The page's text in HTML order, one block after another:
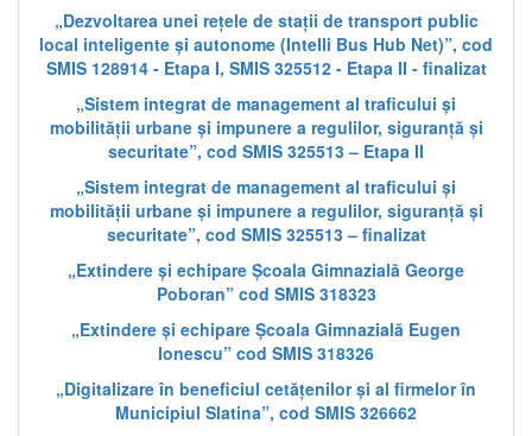
„Dezvoltarea unei rețele de stații de transport public
local inteligente și autonome (Intelli Bus Hub Net)”, cod
SMIS 128914 - Etapa I, SMIS 325512 - Etapa II - finalizat
„Sistem integrat de management al traficului și
mobilității urbane și impunere a regulilor, siguranță și
securitate”, cod SMIS 325513 – Etapa II
„Sistem integrat de management al traficului și
mobilității urbane și impunere a regulilor, siguranță și
securitate”, cod SMIS 325513 – finalizat
„Extindere și echipare Școala Gimnazială George
Poboran” cod SMIS 318323
„Extindere și echipare Școala Gimnazială Eugen
Ionescu” cod SMIS 318326
„Digitalizare în beneficiul cetățenilor și al firmelor în
Municipiul Slatina”, cod SMIS 326662